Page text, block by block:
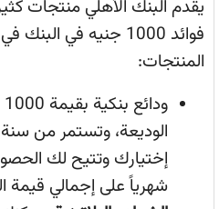
يقدم البنك الأهلي منتجات
فوائد 1000 جنيه في
المنتجات:
شهرياً على إجمالي قيمة